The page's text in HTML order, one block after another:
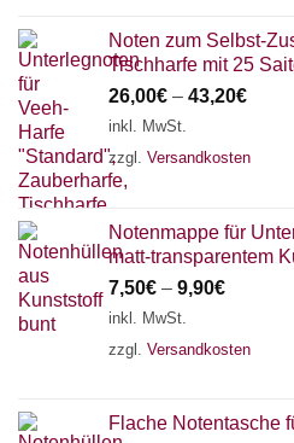
Noten zum Selbst-
Tischharfe mit 25
26,00€ – 43,20€
inkl. MwSt.
zzgl. Versandkosten
Notenmappe für
matt-transparentem
7,50€ – 9,90€
inkl. MwSt.
zzgl. Versandkosten
Flache Notentasche